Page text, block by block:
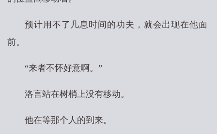
预计用不了几息时间的功夫，就会出现在他面
前。
“来者不怀好意啊。”
洛言站在树梢上没有移动。
他在等那个人的到来。